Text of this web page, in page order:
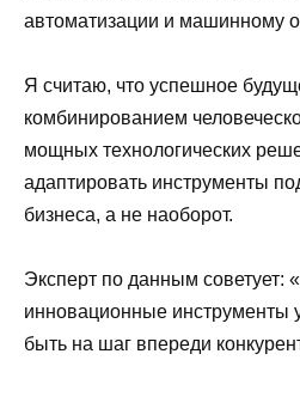
автоматизации и машинному
Я считаю, что успешное
комбинированием
мощных технологических
адаптировать инструменты
бизнеса, а не наоборот.
Эксперт по данным советует:
инновационные инструменты
быть на шаг впереди